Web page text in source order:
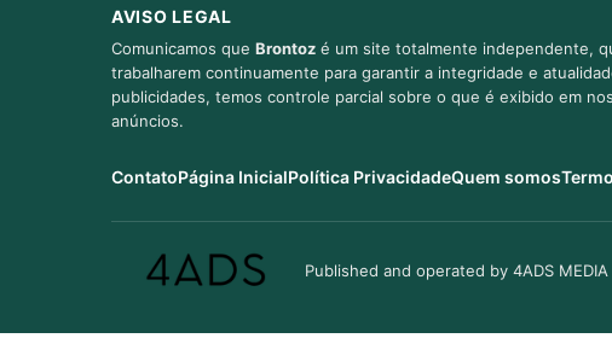
AVISO LEGAL
Comunicamos que Brontoz é um site totalmente independente,
trabalharem continuamente para garantir a integridade e
publicidades, temos controle parcial sobre o que é exibido em
anúncios.
ContatoPágina InicialPolítica PrivacidadeQuem somos
Published and operated by 4ADS